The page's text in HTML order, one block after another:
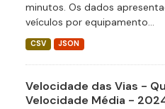
minutos. Os dados
veículos por equipamento...
CSV JSON
Velocidade das Vias -
Velocidade Média -